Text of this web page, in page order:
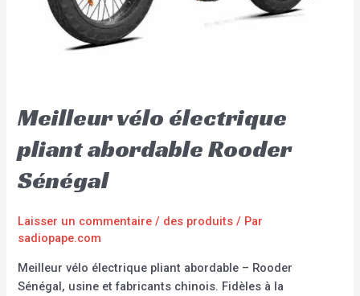
Meilleur vélo électrique
pliant abordable Rooder
Sénégal
Laisser un commentaire / des produits / Par
sadiopape.com
Meilleur vélo électrique pliant abordable – Rooder
Sénégal, usine et fabricants chinois. Fidèles à la